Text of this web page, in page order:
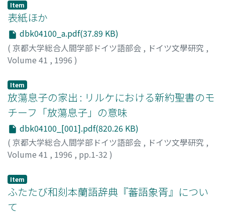
Item
表紙ほか
dbk04100_a.pdf(37.89 KB)
( 京都大学総合人間学部ドイツ語部会 , ドイツ文學研究 ,
Volume 41 , 1996 )
Item
放蕩息子の家出 : リルケにおける新約聖書のモ
チーフ「放蕩息子」の意味
dbk04100_[001].pdf(820.26 KB)
( 京都大学総合人間学部ドイツ語部会 , ドイツ文學研究 ,
Volume 41 , 1996 , pp.1-32 )
Item
ふたたび和刻本蘭語辞典『蕃語象胥』につい
て